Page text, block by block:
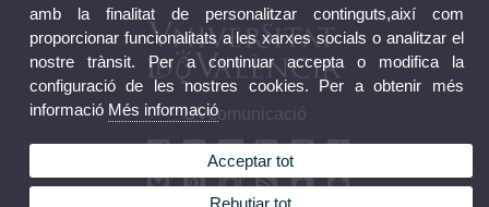
UVcomunicació
amb la finalitat de personalitzar continguts,així com
proporcionar funcionalitats a les xarxes socials o analitzar el
nostre trànsit. Per a continuar accepta o modifica la
configuració de les nostres cookies. Per a obtenir més
informació Més informació
Acceptar tot
Rebutjar tot